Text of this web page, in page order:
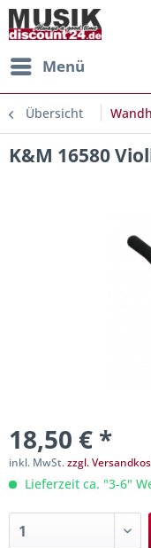
Menü
Übersicht
K&M 16580
18,50 € *
inkl. MwSt.zzgl.
Lieferzeit ca. "3-6"